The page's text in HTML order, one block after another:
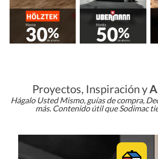
Proyectos, Inspiración y
Hágalo Usted Mismo, guías de compra,
más. Contenido útil que Sodimac